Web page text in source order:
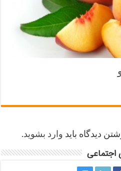
دیدگاه باید وارد بشوید.
اجتماعی